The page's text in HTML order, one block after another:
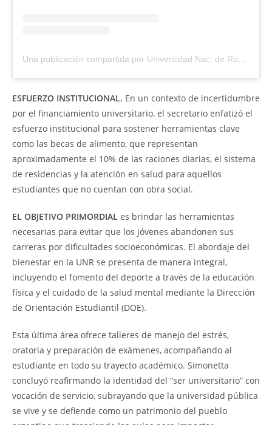
Una publicación compartida por Universidad Nac. de Rosario (@unroficial)
ESFUERZO INSTITUCIONAL. En un contexto de incertidumbre
por el financiamiento universitario, el secretario enfatizó el
esfuerzo institucional para sostener herramientas clave
como las becas de alimento, que representan
aproximadamente el 10% de las raciones diarias, el sistema
de residencias y la atención en salud para aquellos
estudiantes que no cuentan con obra social.
EL OBJETIVO PRIMORDIAL es brindar las herramientas
necesarias para evitar que los jóvenes abandonen sus
carreras por dificultades socioeconómicas. El abordaje del
bienestar en la UNR se presenta de manera integral,
incluyendo el fomento del deporte a través de la educación
física y el cuidado de la salud mental mediante la Dirección
de Orientación Estudiantil (DOE).
Esta última área ofrece talleres de manejo del estrés,
oratoria y preparación de exámenes, acompañando al
estudiante en todo su trayecto académico. Simonetta
concluyó reafirmando la identidad del “ser universitario” con
vocación de servicio, subrayando que la universidad pública
se vive y se defiende como un patrimonio del pueblo